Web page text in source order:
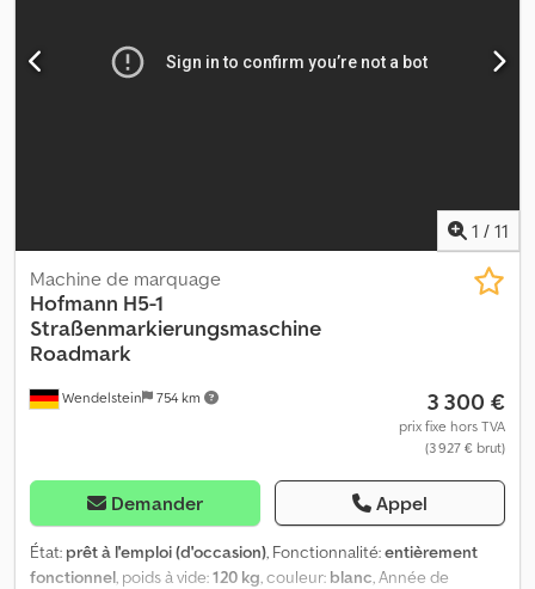
1 / 11
Wendelstein 754 km
Machine de marquage
Hofmann H5-1
Straßenmarkierungsmaschine
Roadmark
3 300 €
prix fixe hors TVA
(3 927 € brut)
Demander Appel
État: prêt à l'emploi (d'occasion), Fonctionnalité:entièrement
fonctionnel , poids à vide:120 kg , couleur: blanc , Année de